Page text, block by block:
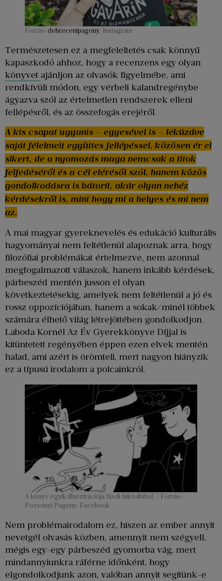
Forrás: debrecenipagony , Instagram
Természetesen ez a megfeleltetés csak könnyű
kapaszkodó ahhoz, hogy a recenzens egy olyan
könyvet ajánljon az olvasók figyelmébe, ami
rendkívüli módon, egy vérbeli kalandregénybe
ágyazva szól az értelmetlen rendszerek elleni
fellépésről, és az összefogás erejéről.
A kis csapat ugyanis – egyesével is – leküzdve
saját félelmeit együttes fellépéssel, közösen ér el
sikert, de a nyomozás maga nemcsak a titok
felfedéséről és a cél elérésől szól, hanem közös
gondolkodásra is bátorít, akár olyan nehéz
kérdésekről is, mint hogy mi a helyes és mi nem
az.
A mai magyar gyereknevelés és edukáció kulturális
hagyományai nem feltétlenül alapoznak arra, hogy
filozófiai problémákat értelmezve, nem azonnal
megfogalmazott válaszok, hanem inkább kérdések,
párbeszéd mentén jusson el olyan
következtetésekig, amelyek nem feltétlenül a jó és
rossz oppozíciójában, hanem a sokak/minél többek
számára élhető világ létrejöttében gondolkodjon.
Laboda Kornél Az Év Gyerekkönyve Díjjal is
kitüntetett regényében éppen ezen elvek mentén
halad, ami azért is örömteli, mert nagyon hiányzik
ez a típusú irodalom a polcainkról.
A könyv egyik illusztrációja Jásdi Juli tollából. / Forrás:
Pozsonyi Pagony, Facebook
Nem problémairodalom ez, hiszen az ember annyit
nevetgél olvasás közben, amennyit nem szégyell,
mégis egy-egy párbeszéd gyomorba vág, mert
mindannyiunkra ráférne időnként, hogy
elgondolkodjunk azon, valóban annyit segítünk-e